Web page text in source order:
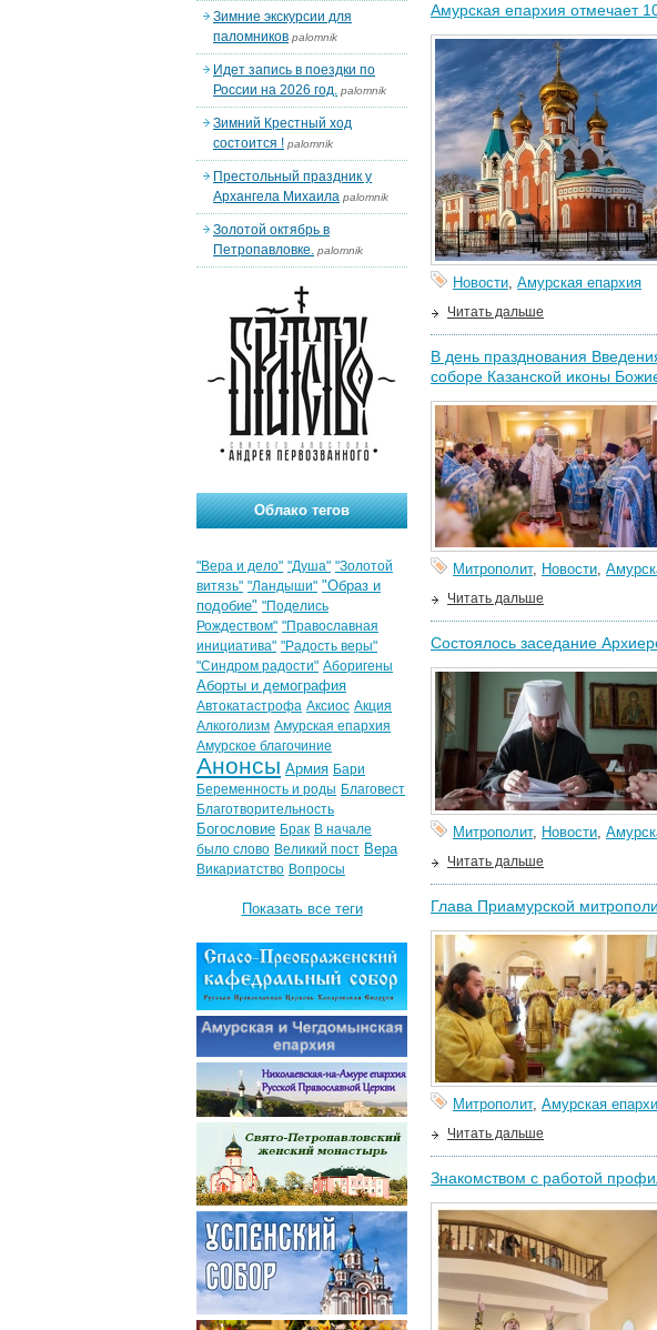
Амурская епархия отмечает
Новости, Амурская епархия
Читать дальше
В день празднования
соборе Казанской иконы
Митрополит, Новости,
Читать дальше
Состоялось заседание
Митрополит, Новости,
Читать дальше
Глава Приамурской
Митрополит, Амурская
Читать дальше
Знакомством с работой
Зимние экскурсии для
паломников palomnik
Идет запись в поездки по
России на 2026 год. palomnik
Зимний Крестный ход
состоится ! palomnik
Престольный праздник у
Архангела Михаила palomnik
Золотой октябрь в
Петропавловке. palomnik
Облако тегов
"Вера и дело" "Душа" "Золотой
витязь" "Ландыши" "Образ и
подобие" "Поделись
Рождеством" "Православная
инициатива" "Радость веры"
"Синдром радости" Аборигены
Аборты и демография
Автокатастрофа Аксиос Акция
Алкоголизм Амурская епархия
Амурское благочиние
Анонсы Армия Бари
Беременность и роды Благовест
Благотворительность
Богословие Брак В начале
было слово Великий пост Вера
Викариатство Вопросы
Показать все теги